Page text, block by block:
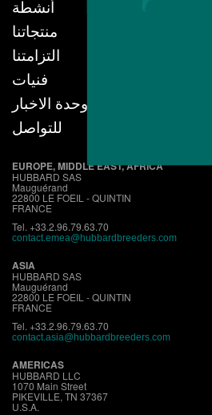
أنشطة
منتجاتنا
التزامتنا
فنيات
وحدة الاخبار
للتواصل
EUROPE, MIDDLE EAST, AFRICA
HUBBARD SAS
Mauguérand
22800 LE FOEIL - QUINTIN
FRANCE
Tel. +33.2.96.79.63.70
contact.emea@hubbardbreeders.com
ASIA
HUBBARD SAS
Mauguérand
22800 LE FOEIL - QUINTIN
FRANCE
Tel. +33.2.96.79.63.70
contact.asia@hubbardbreeders.com
AMERICAS
HUBBARD LLC
1070 Main Street
PIKEVILLE, TN 37367
U.S.A.